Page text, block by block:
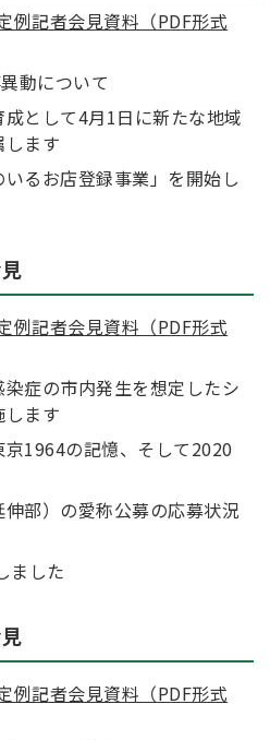
例記者会見資料（PDF形式
動について
として4月1日に新たな地域
します
いるお店登録事業」を開始し
例記者会見資料（PDF形式
症の市内発生を想定したシ
します
1964の記憶、そして2020
部）の愛称公募の応募状況
ました
例記者会見資料（PDF形式